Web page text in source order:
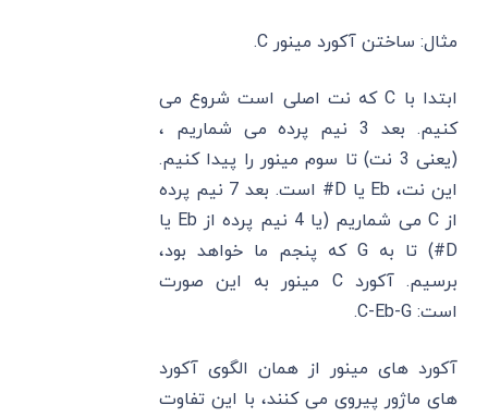
مثال: ساختن آکورد مینور C.
ابتدا با C‌ که نت اصلی‌ است شروع می
‌کنیم. بعد 3 نیم پرده می ‌شماریم ،
(یعنی 3 نت) تا سوم مینور را پیدا کنیم.
این نت، Eb یا D# است. بعد 7 نیم پرده
از C‌ می ‌شماریم (یا 4 نیم پرده از Eb یا
D#) تا به G که پنجم ما خواهد بود،
برسیم. آکورد C مینور به این صورت
است: C-Eb-G.
آکورد های مینور از همان الگوی آکورد
های ماژور پیروی می ‌کنند، با این تفاوت